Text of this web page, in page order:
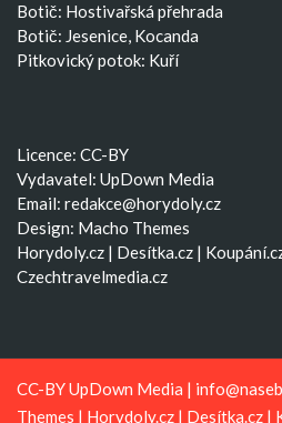
Botič: Hostivařská přehrada
Botič: Jesenice, Kocanda
Pitkovický potok: Kuří
Licence: CC-BY
Vydavatel: UpDown Media
Email: redakce@horydoly.cz
Design: Macho Themes
Horydoly.cz | Desítka.cz |
Czechtravelmedia.cz
CC-BY UpDown Media |
Themes | Horydoly.cz | Desítka.cz |